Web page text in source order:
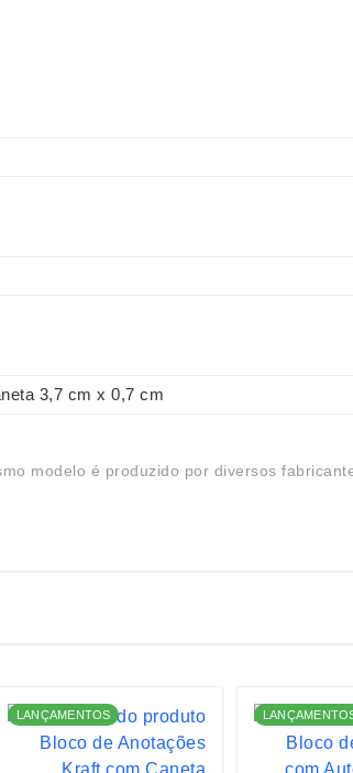
3,7 cm x 0,7 cm
modelo é produzido por diversos
LANÇAMENTOS